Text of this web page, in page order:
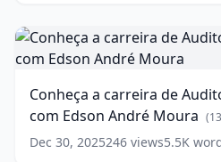
Subtic
com
o
Gabriel
Blum!
words)
Conheça
a
carreira
Auditor
Fiscal
da
SEFAZ
Conheça a carreira de
com Edson André Moura (13
Dec 30, 2025246 views5.5K